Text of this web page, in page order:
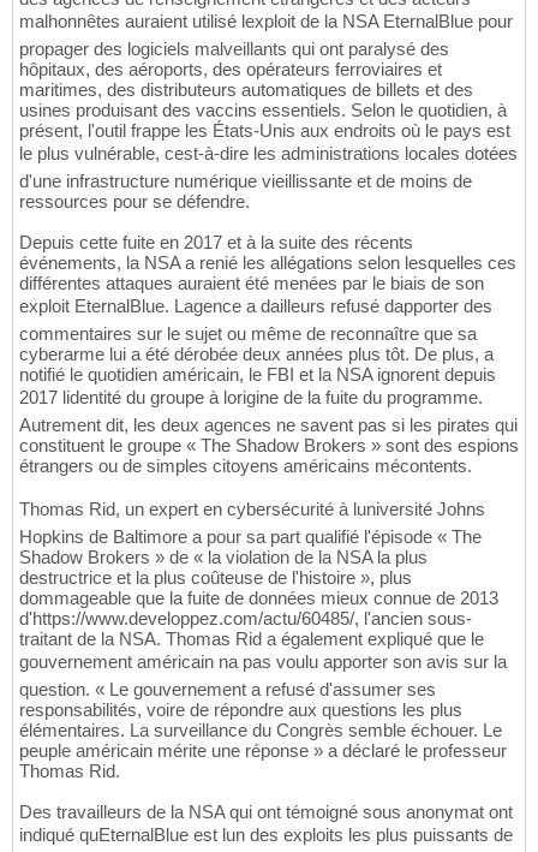
malhonnêtes auraient utilisé lexploit de la NSA EternalBlue pour
propager des logiciels malveillants qui ont paralysé des
hôpitaux, des aéroports, des opérateurs ferroviaires et
maritimes, des distributeurs automatiques de billets et des
usines produisant des vaccins essentiels. Selon le quotidien, à
présent, l'outil frappe les États-Unis aux endroits où le pays est
le plus vulnérable, cest-à-dire les administrations locales dotées
d'une infrastructure numérique vieillissante et de moins de
ressources pour se défendre.
Depuis cette fuite en 2017 et à la suite des récents
événements, la NSA a renié les allégations selon lesquelles ces
différentes attaques auraient été menées par le biais de son
exploit EternalBlue. Lagence a dailleurs refusé dapporter des
commentaires sur le sujet ou même de reconnaître que sa
cyberarme lui a été dérobée deux années plus tôt. De plus, a
notifié le quotidien américain, le FBI et la NSA ignorent depuis
2017 lidentité du groupe à lorigine de la fuite du programme.
Autrement dit, les deux agences ne savent pas si les pirates qui
constituent le groupe « The Shadow Brokers » sont des espions
étrangers ou de simples citoyens américains mécontents.
Thomas Rid, un expert en cybersécurité à luniversité Johns
Hopkins de Baltimore a pour sa part qualifié l'épisode « The
Shadow Brokers » de « la violation de la NSA la plus
destructrice et la plus coûteuse de l'histoire », plus
dommageable que la fuite de données mieux connue de 2013
d'https://www.developpez.com/actu/60485/, l'ancien sous-
traitant de la NSA. Thomas Rid a également expliqué que le
gouvernement américain na pas voulu apporter son avis sur la
question. « Le gouvernement a refusé d'assumer ses
responsabilités, voire de répondre aux questions les plus
élémentaires. La surveillance du Congrès semble échouer. Le
peuple américain mérite une réponse » a déclaré le professeur
Thomas Rid.
Des travailleurs de la NSA qui ont témoigné sous anonymat ont
indiqué quEternalBlue est lun des exploits les plus puissants de